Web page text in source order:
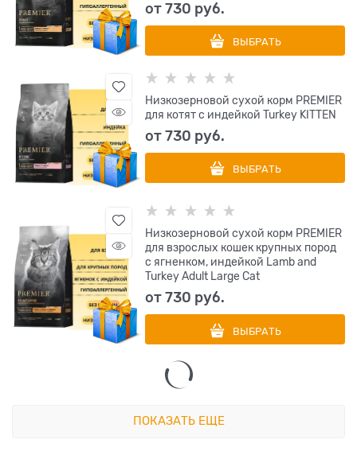
от730 руб.
ВЫБРАТЬ
Низкозерновой сухой корм PREMIER
для котят с индейкой Turkey KITTEN
от730 руб.
ВЫБРАТЬ
Низкозерновой сухой корм PREMIER
для взрослых кошек крупных пород
с ягненком, индейкой Lamb and
Turkey Adult Large Cat
от730 руб.
ВЫБРАТЬ
ПОКАЗАТЬ ЕЩЕ